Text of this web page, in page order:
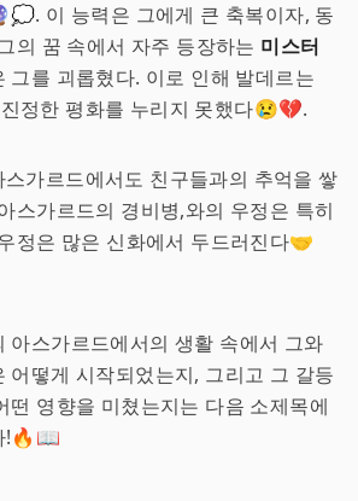
이 능력은 그에게 큰 축복이자, 동
의 꿈 속에서 자주 등장하는 미스터
그를 괴롭혔다. 이로 인해 발데르는
정한 평화를 누리지 못했다😢💔.
가르드에서도 친구들과의 추억을 쌓
스가르드의 경비병,와의 우정은 특히
정은 많은 신화에서 두드러진다🤝
아스가르드에서의 생활 속에서 그와
어떻게 시작되었는지, 그리고 그 갈등
떤 영향을 미쳤는지는 다음 소제목에
!🔥📖